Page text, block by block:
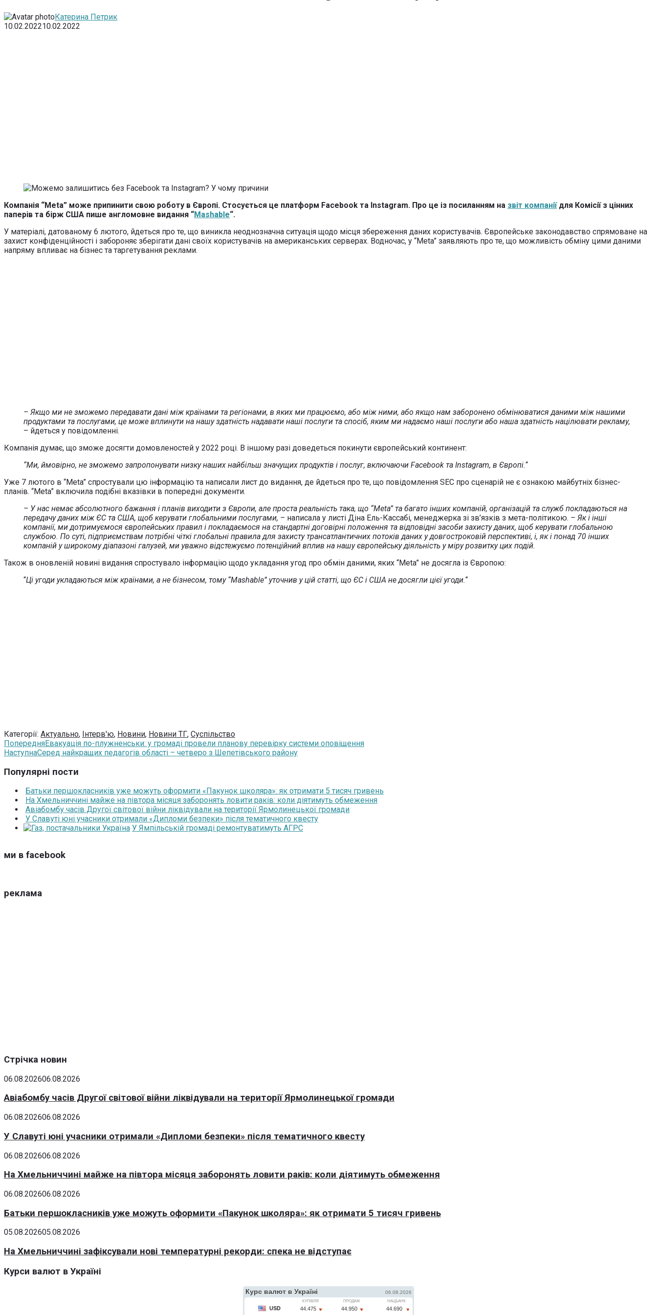
Катерина Петрик
10.02.202210.02.2022
Компанія “Meta” може припинити свою роботу в Європі. Стосується це платформ Facebook та Instagram. Про це із посиланням на звіт компаніїдля Комісії з цінних
паперів та бірж США пише англомовне видання “Mashable“.
У матеріалі, датованому 6 лютого, йдеться про те, що виникла неоднозначна ситуація щодо місця збереження даних користувачів. Європейське законодавство спрямоване на
захист конфіденційності і забороняє зберігати дані своїх користувачів на американських серверах. Водночас, у “Meta” заявляють про те, що можливість обміну цими даними
напряму впливає на бізнес та таргетування реклами.
– Якщо ми не зможемо передавати дані між країнами та регіонами, в яких ми працюємо, або між ними, або якщо нам заборонено обмінюватися даними між нашими
продуктами та послугами, це може вплинути на нашу здатність надавати наші послуги та спосіб, яким ми надаємо наші послуги або наша здатність націлювати рекламу,
– йдеться у повідомленні.
Компанія думає, що зможе досягти домовленостей у 2022 році. В іншому разі доведеться покинути європейський континент:
“Ми, ймовірно, не зможемо запропонувати низку наших найбільш значущих продуктів і послуг, включаючи Facebook та Instagram, в Європі.“
Уже 7 лютого в “Meta” спростували цю інформацію та написали лист до видання, де йдеться про те, що повідомлення SEC про сценарій не є ознакою майбутніх бізнес-
планів. “Meta” включила подібні вказівки в попередні документи.
– У нас немає абсолютного бажання і планів виходити з Європи, але проста реальність така, що “Meta” та багато інших компаній, організацій та служб покладаються на
передачу даних між ЄС та США, щоб керувати глобальними послугами, – написала у листі Діна Ель-Кассабі, менеджерка зі зв’язків з мета-політикою. – Як і інші
компанії, ми дотримуємося європейських правил і покладаємося на стандартні договірні положення та відповідні засоби захисту даних, щоб керувати глобальною
службою. По суті, підприємствам потрібні чіткі глобальні правила для захисту трансатлантичних потоків даних у довгостроковій перспективі, і, як і понад 70 інших
компаній у широкому діапазоні галузей, ми уважно відстежуємо потенційний вплив на нашу європейську діяльність у міру розвитку цих подій.
Також в оновленій новині видання спростувало інформацію щодо укладання угод про обмін даними, яких “Meta” не досягла із Європою:
“Ці угоди укладаються між країнами, а не бізнесом, тому “Mashable” уточнив у цій статті, що ЄС і США не досягли цієї угоди.“
Категорії: Актуально, Інтерв'ю, Новини, Новини ТГ, Суспільство
ПопередняЕвакуація по-плужненськи: у громаді провели планову перевірку системи оповіщення
НаступнаСеред найкращих педагогів області – четверо з Шепетівського району
Популярні пости
Батьки першокласників уже можуть оформити «Пакунок школяра»: як отримати 5 тисяч гривень
На Хмельниччині майже на півтора місяця заборонять ловити раків: коли діятимуть обмеження
Авіабомбу часів Другої світової війни ліквідували на території Ярмолинецької громади
У Славуті юні учасники отримали «Дипломи безпеки» після тематичного квесту
У Ямпільській громаді ремонтуватимуть АГРС
ми в facebook
реклама
Стрічка новин
06.08.202606.08.2026
Авіабомбу часів Другої світової війни ліквідували на території Ярмолинецької громади
06.08.202606.08.2026
У Славуті юні учасники отримали «Дипломи безпеки» після тематичного квесту
06.08.202606.08.2026
На Хмельниччині майже на півтора місяця заборонять ловити раків: коли діятимуть обмеження
06.08.202606.08.2026
Батьки першокласників уже можуть оформити «Пакунок школяра»: як отримати 5 тисяч гривень
05.08.202605.08.2026
На Хмельниччині зафіксували нові температурні рекорди: спека не відступає
Курси валют в Україні